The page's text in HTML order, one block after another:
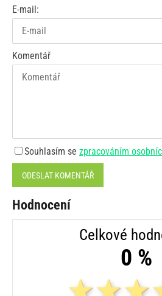
E-mail:
Komentář
Souhlasím se zpracováním
ODESLAT KOMENTÁŘ
Hodnocení
Celkové
0 %